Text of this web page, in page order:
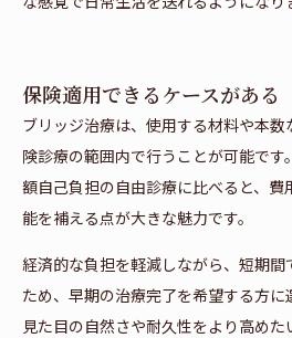
保険適用できるケースがある
ブリッジ治療は、使用する材料や本
険診療の範囲内で行うことが可能で
額自己負担の自由診療に比べると、費
能を補える点が大きな魅力です。
経済的な負担を軽減しながら、短期
ため、早期の治療完了を希望する方に
見た目の自然さや耐久性をより高め